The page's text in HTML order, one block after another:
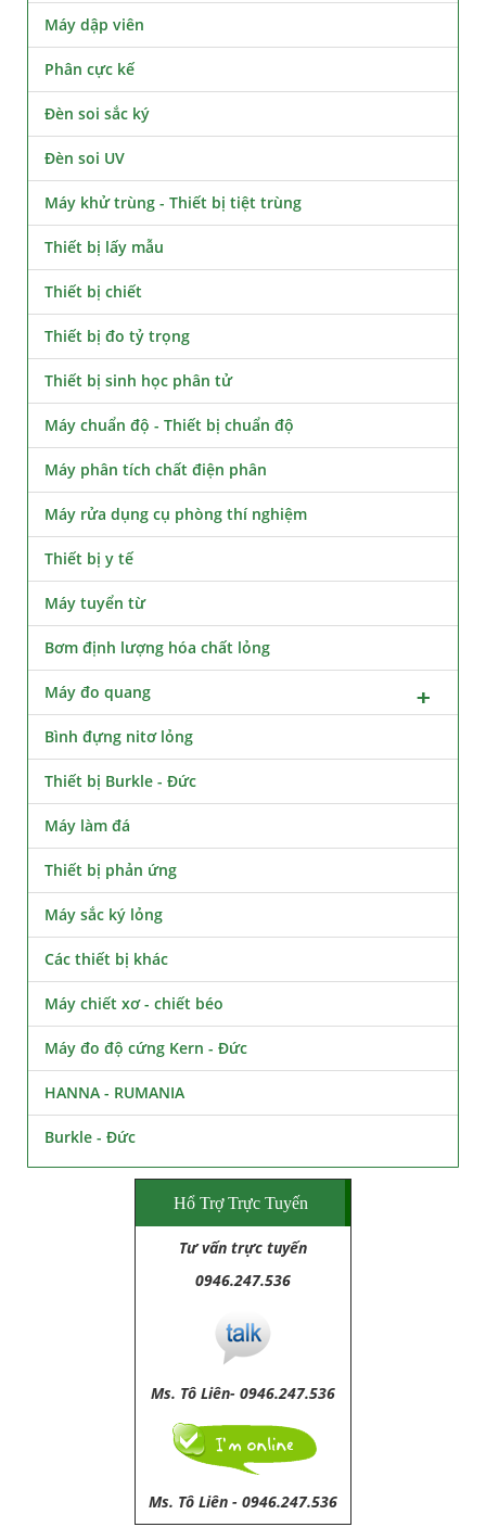
Máy dập viên
Phân cực kế
Đèn soi sắc ký
Đèn soi UV
Máy khử trùng - Thiết bị tiệt trùng
Thiết bị lấy mẫu
Thiết bị chiết
Thiết bị đo tỷ trọng
Thiết bị sinh học phân tử
Máy chuẩn độ - Thiết bị chuẩn độ
Máy phân tích chất điện phân
Máy rửa dụng cụ phòng thí nghiệm
Thiết bị y tế
Máy tuyển từ
Bơm định lượng hóa chất lỏng
Máy đo quang
Bình đựng nitơ lỏng
Thiết bị Burkle - Đức
Máy làm đá
Thiết bị phản ứng
Máy sắc ký lỏng
Các thiết bị khác
Máy chiết xơ - chiết béo
Máy đo độ cứng Kern - Đức
HANNA - RUMANIA
Burkle - Đức
Hổ Trợ Trực Tuyến
Tư vấn trực tuyến
0946.247.536
Ms. Tô Liên- 0946.247.536
Ms. Tô Liên - 0946.247.536